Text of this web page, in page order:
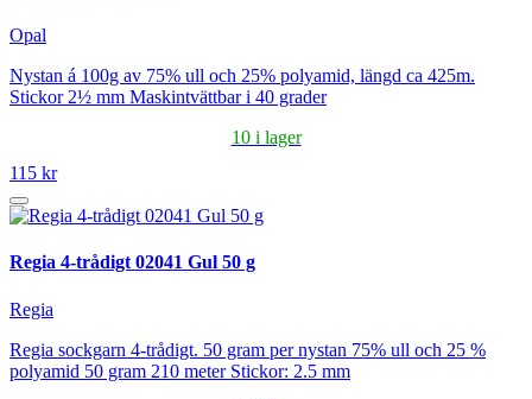
Opal
Nystan á 100g av 75% ull och 25% polyamid, längd ca 425m.
Stickor 2½ mm Maskintvättbar i 40 grader
10 i lager
115 kr
Regia 4-trådigt 02041 Gul 50 g
Regia
Regia sockgarn 4-trådigt. 50 gram per nystan 75% ull och 25 %
polyamid 50 gram 210 meter Stickor: 2.5 mm